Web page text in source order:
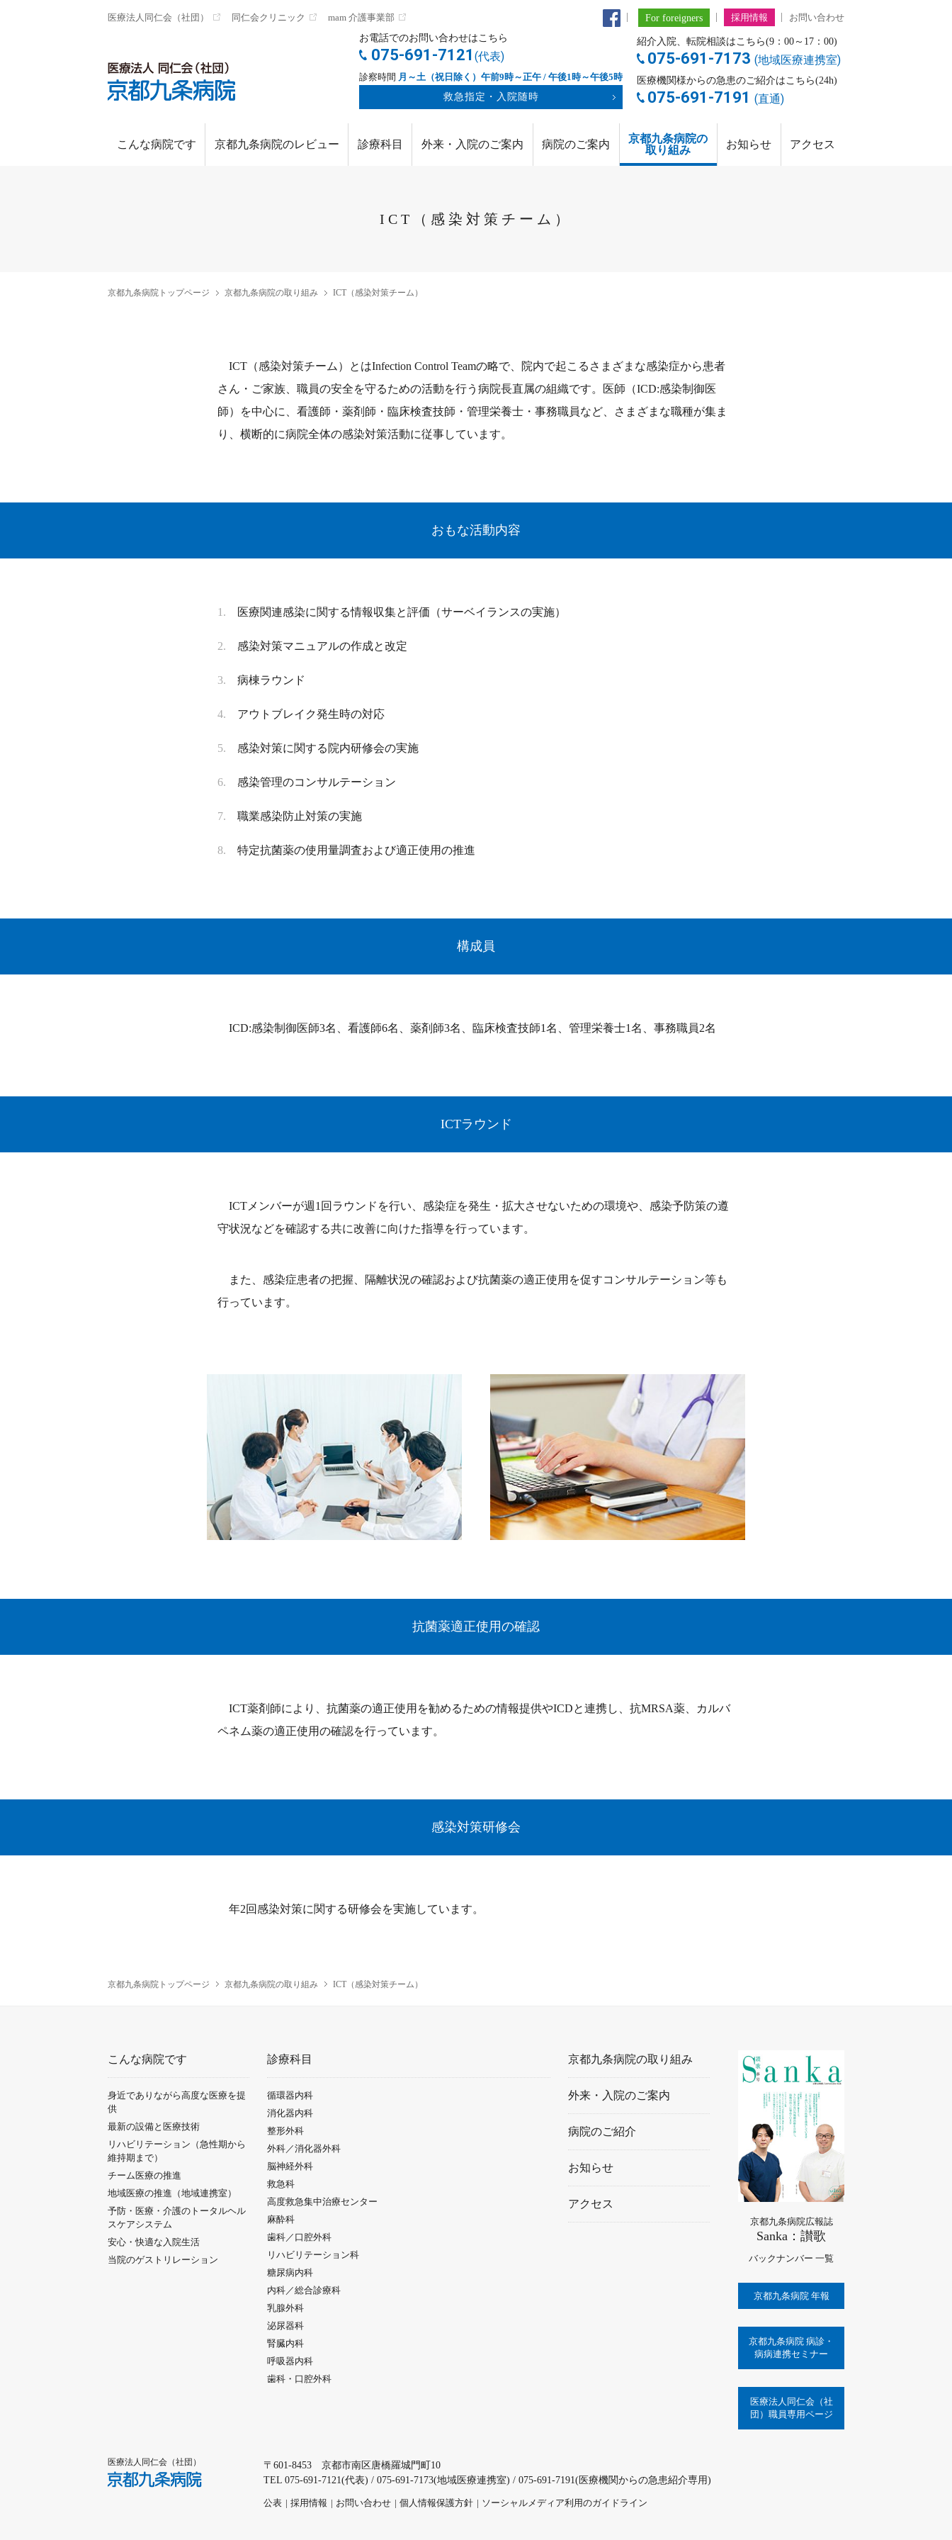
医療法人同仁会（社団） 同仁会クリニック mam 介護事業部 For foreigners 採用情報 お問い合わせ
お電話でのお問い合わせはこちら
075-691-7121 (代表)
診察時間 月～土（祝日除く）午前9時～正午 / 午後1時～午後5時
救急指定・入院随時
紹介入院、転院相談はこちら(9：00～17：00)
075-691-7173 (地域医療連携室)
医療機関様からの急患のご紹介はこちら(24h)
075-691-7191 (直通)
こんな病院です 京都九条病院のレビュー 診療科目 外来・入院のご案内 病院のご案内
京都九条病院の
取り組み
お知らせ アクセス
ICT（感染対策チーム）
京都九条病院トップページ 京都九条病院の取り組み ICT（感染対策チーム）
ICT（感染対策チーム）とはInfection Control Teamの略で、院内で起こるさまざまな感染症から患者
さん・ご家族、職員の安全を守るための活動を行う病院長直属の組織です。医師（ICD:感染制御医
師）を中心に、看護師・薬剤師・臨床検査技師・管理栄養士・事務職員など、さまざまな職種が集ま
り、横断的に病院全体の感染対策活動に従事しています。
おもな活動内容
医療関連感染に関する情報収集と評価（サーベイランスの実施）
感染対策マニュアルの作成と改定
病棟ラウンド
アウトブレイク発生時の対応
感染対策に関する院内研修会の実施
感染管理のコンサルテーション
職業感染防止対策の実施
特定抗菌薬の使用量調査および適正使用の推進
構成員
ICD:感染制御医師3名、看護師6名、薬剤師3名、臨床検査技師1名、管理栄養士1名、事務職員2名
ICTラウンド
ICTメンバーが週1回ラウンドを行い、感染症を発生・拡大させないための環境や、感染予防策の遵
守状況などを確認する共に改善に向けた指導を行っています。
また、感染症患者の把握、隔離状況の確認および抗菌薬の適正使用を促すコンサルテーション等も
行っています。
抗菌薬適正使用の確認
ICT薬剤師により、抗菌薬の適正使用を勧めるための情報提供やICDと連携し、抗MRSA薬、カルバ
ペネム薬の適正使用の確認を行っています。
感染対策研修会
年2回感染対策に関する研修会を実施しています。
京都九条病院トップページ 京都九条病院の取り組み ICT（感染対策チーム）
こんな病院です
身近でありながら高度な医療を提
供
最新の設備と医療技術
リハビリテーション（急性期から
維持期まで）
チーム医療の推進
地域医療の推進（地域連携室）
予防・医療・介護のトータルヘル
スケアシステム
安心・快適な入院生活
当院のゲストリレーション
診療科目
循環器内科
消化器内科
整形外科
外科／消化器外科
脳神経外科
救急科
高度救急集中治療センター
麻酔科
歯科／口腔外科
リハビリテーション科
糖尿病内科
内科／総合診療科
乳腺外科
泌尿器科
腎臓内科
呼吸器内科
歯科・口腔外科
京都九条病院の取り組み
外来・入院のご案内
病院のご紹介
お知らせ
アクセス
京都九条病院広報誌
Sanka：讃歌
バックナンバー 一覧
京都九条病院 年報
京都九条病院 病診・
病病連携セミナー
医療法人同仁会（社
団）職員専用ページ
医療法人同仁会（社団） 〒601-8453 京都市南区唐橋羅城門町10
TEL 075-691-7121(代表) / 075-691-7173(地域医療連携室) / 075-691-7191(医療機関からの急患紹介専用)
公表 採用情報 お問い合わせ 個人情報保護方針 ソーシャルメディア利用のガイドライン